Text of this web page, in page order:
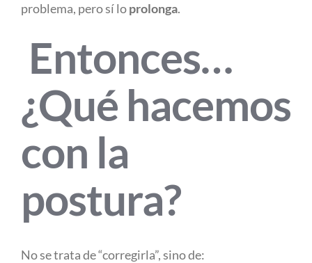
problema, pero sí loprolonga.
Entonces…
¿Qué hacemos
con la
postura?
No se trata de “corregirla”, sino de: